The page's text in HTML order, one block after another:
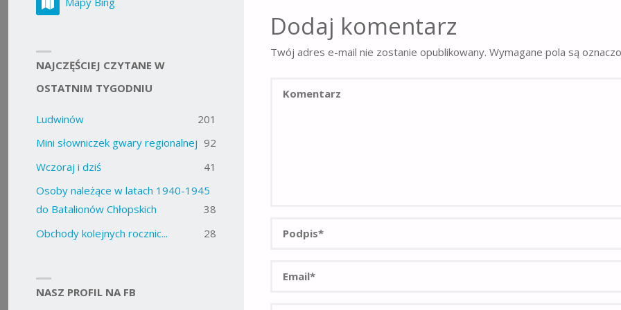
Dodaj komentarz
Twój adres e-mail nie zostanie opublikowany. Wymagane pola są
NAJCZĘŚCIEJ CZYTANE W
OSTATNIM TYGODNIU
Ludwinów
201
Mini słowniczek gwary regionalnej 92
Wczoraj i dziś
41
Osoby należące w latach 1940-1945
do Batalionów Chłopskich
38
Obchody kolejnych rocznic...
28
NASZ PROFIL NA FB